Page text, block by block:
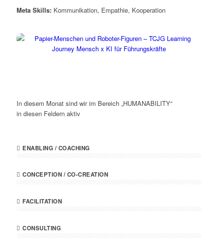
Meta Skills: Kommunikation, Empathie, Kooperation
In diesem Monat sind wir im Bereich „HUMANABILITY“
in diesen Feldern aktiv
ENABLING / COACHING
CONCEPTION / CO-CREATION
FACILITATION
CONSULTING